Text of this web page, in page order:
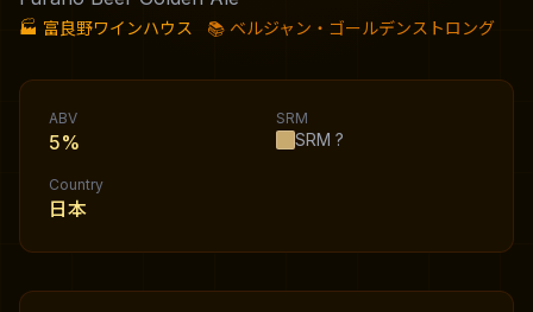
🏭 富良野ワインハウス 📚 ベルジャン・ゴールデンストロング
ABV
5%
SRM
SRM ?
Country
日本